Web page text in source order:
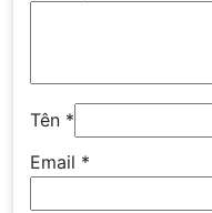
Tên *
Email *